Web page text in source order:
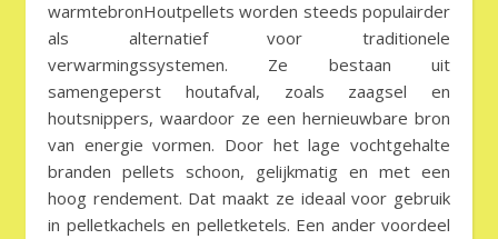
warmtebronHoutpellets worden steeds populairder
als alternatief voor traditionele
verwarmingssystemen. Ze bestaan uit
samengeperst houtafval, zoals zaagsel en
houtsnippers, waardoor ze een hernieuwbare bron
van energie vormen. Door het lage vochtgehalte
branden pellets schoon, gelijkmatig en met een
hoog rendement. Dat maakt ze ideaal voor gebruik
in pelletkachels en pelletketels. Een ander voordeel